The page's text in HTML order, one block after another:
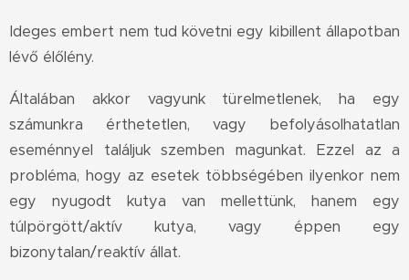
Ideges embert nem tud követni egy kibillent állapotban
lévő élőlény.
Általában akkor vagyunk türelmetlenek, ha egy
számunkra érthetetlen, vagy befolyásolhatatlan
eseménnyel találjuk szemben magunkat. Ezzel az a
probléma, hogy az esetek többségében ilyenkor nem
egy nyugodt kutya van mellettünk, hanem egy
túlpörgött/aktív kutya, vagy éppen egy
bizonytalan/reaktív állat.